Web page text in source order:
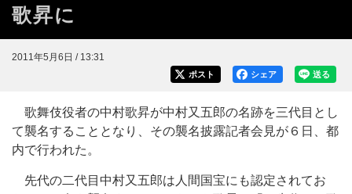
歌昇に
2011年5月6日 / 13:31
送る
シェア
ポスト
歌舞伎役者の中村歌昇が中村又五郎の名跡を三代目とし
て襲名することとなり、その襲名披露記者会見が６日、都
内で行われた。
先代の二代目中村又五郎は人間国宝にも認定されてお